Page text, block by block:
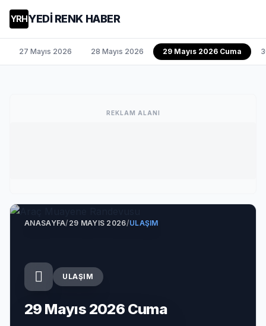
YRHYEDİ RENK HABER
27 Mayıs 2026 28 Mayıs 2026 29 Mayıs 2026 Cuma
REKLAM ALANI
ANASAYFA/29 MAYIS 2026/ULAŞIM
ULAŞIM
29 Mayıs 2026 Cuma